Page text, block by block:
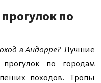
по
в Андорре? Лучшие
прогулок по городам
походов. Тропы